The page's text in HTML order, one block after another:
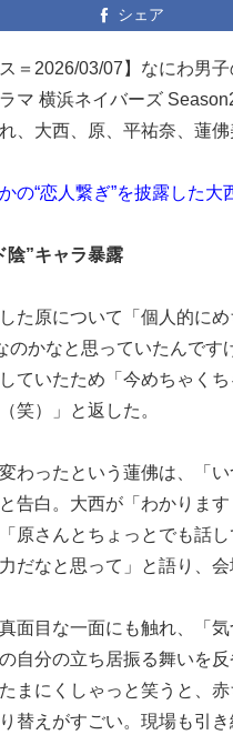
シェア
ス＝2026/03/07】なにわ男
マ 横浜ネイバーズ
、大西、原、平祐奈、蓮
の“恋人繋ぎ”を披露した
”キャラ暴露
た原について「個人的にめ
のかなと思っていたんで
ていたため「今めちゃく
笑）」と返した。
わったという蓮佛は、「
告白。大西が「わかりま
原さんとちょっとでも話
だなと思って」と語り、会
面目な一面にも触れ、「
自分の立ち居振る舞いを
まにくしゃっと笑うと、
替えがすごい。現場も引